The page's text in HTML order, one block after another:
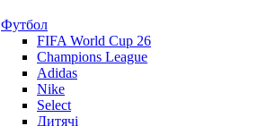
Футбол
FIFA World Cup 26
Champions League
Adidas
Nike
Select
Дитячі